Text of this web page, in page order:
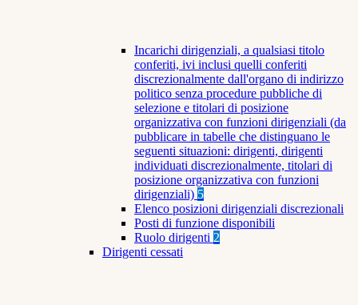
Incarichi dirigenziali, a qualsiasi titolo
conferiti, ivi inclusi quelli conferiti
discrezionalmente dall'organo di indirizzo
politico senza procedure pubbliche di
selezione e titolari di posizione
organizzativa con funzioni dirigenziali (da
pubblicare in tabelle che distinguano le
seguenti situazioni: dirigenti, dirigenti
individuati discrezionalmente, titolari di
posizione organizzativa con funzioni
dirigenziali) 5
Elenco posizioni dirigenziali discrezionali
Posti di funzione disponibili
Ruolo dirigenti 2
Dirigenti cessati